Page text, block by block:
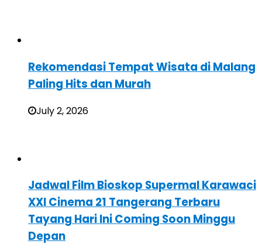
Rekomendasi Tempat Wisata di Malang
Paling Hits dan Murah
July 2, 2026
Jadwal Film Bioskop Supermal Karawaci
XXI Cinema 21 Tangerang Terbaru
Tayang Hari Ini Coming Soon Minggu
Depan